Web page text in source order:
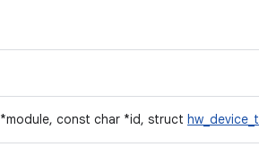
*module, const char *id, struct hw_device_t